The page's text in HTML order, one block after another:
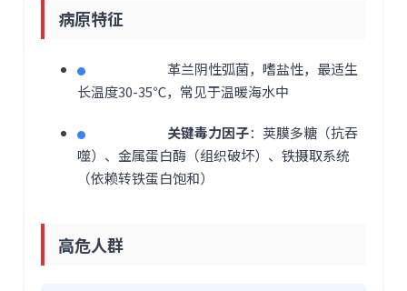
病原特征
革兰阴性弧菌，嗜盐性，最适生
长温度30-35℃，常见于温暖海水中
关键毒力因子：荚膜多糖（抗吞
噬）、金属蛋白酶（组织破坏）、铁摄取系统
（依赖转铁蛋白饱和）
高危人群